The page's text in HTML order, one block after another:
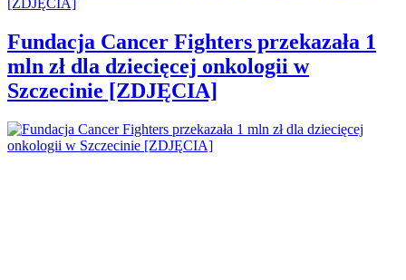
Fundacja Cancer Fighters przekazała 1
mln zł dla dziecięcej onkologii w
Szczecinie [ZDJĘCIA]